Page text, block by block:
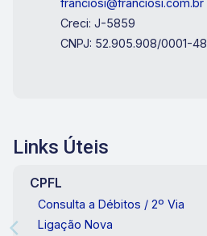
franciosi@franciosi.com.br
Creci: J-5859
CNPJ: 52.905.908/0001-48
Links Úteis
CPFL
Consulta a Débitos / 2º Via
Ligação Nova